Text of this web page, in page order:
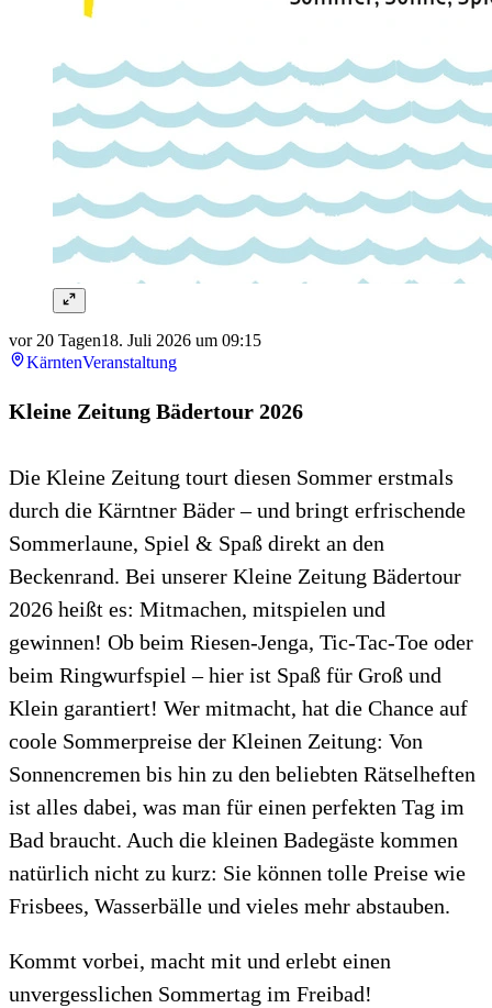
vor 20 Tagen18. Juli 2026 um 09:15
KärntenVeranstaltung
Kleine Zeitung Bädertour 2026
Die Kleine Zeitung tourt diesen Sommer erstmals
durch die Kärntner Bäder – und bringt erfrischende
Sommerlaune, Spiel & Spaß direkt an den
Beckenrand. Bei unserer Kleine Zeitung Bädertour
2026 heißt es: Mitmachen, mitspielen und
gewinnen! Ob beim Riesen-Jenga, Tic-Tac-Toe oder
beim Ringwurfspiel – hier ist Spaß für Groß und
Klein garantiert! Wer mitmacht, hat die Chance auf
coole Sommerpreise der Kleinen Zeitung: Von
Sonnencremen bis hin zu den beliebten Rätselheften
ist alles dabei, was man für einen perfekten Tag im
Bad braucht. Auch die kleinen Badegäste kommen
natürlich nicht zu kurz: Sie können tolle Preise wie
Frisbees, Wasserbälle und vieles mehr abstauben.
Kommt vorbei, macht mit und erlebt einen
unvergesslichen Sommertag im Freibad!